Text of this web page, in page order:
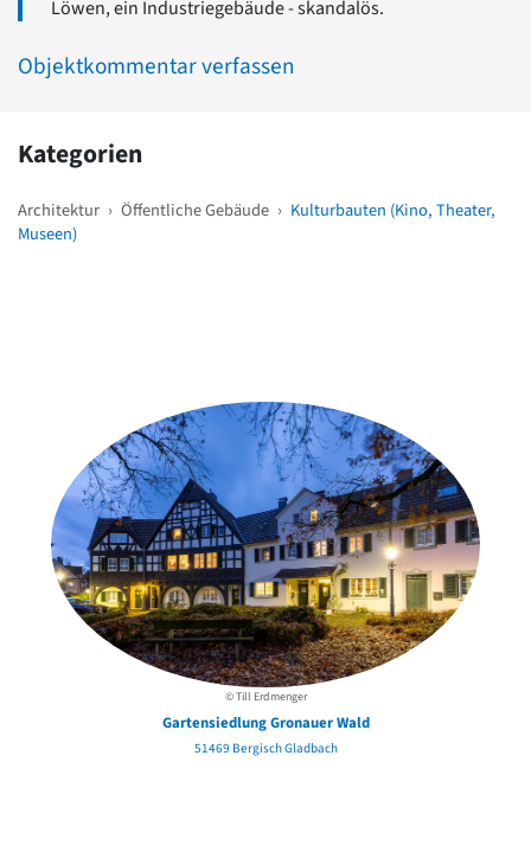
Löwen, ein Industriegebäude - skandalös.
Objektkommentar verfassen
Kategorien
Architektur › Öffentliche Gebäude › Kulturbauten (Kino, Theater,
Museen)
© Till Erdmenger
Gartensiedlung Gronauer Wald
51469 Bergisch Gladbach